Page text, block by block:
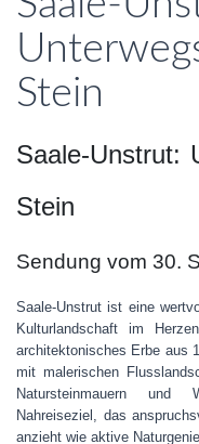
Stein
Saale-Unstrut:
Stein
Sendung vom 30.
Saale-Unstrut ist eine
Kulturlandschaft im
architektonisches Erbe aus
mit malerischen
Natursteinmauern und
Nahreiseziel, das
anzieht wie aktive